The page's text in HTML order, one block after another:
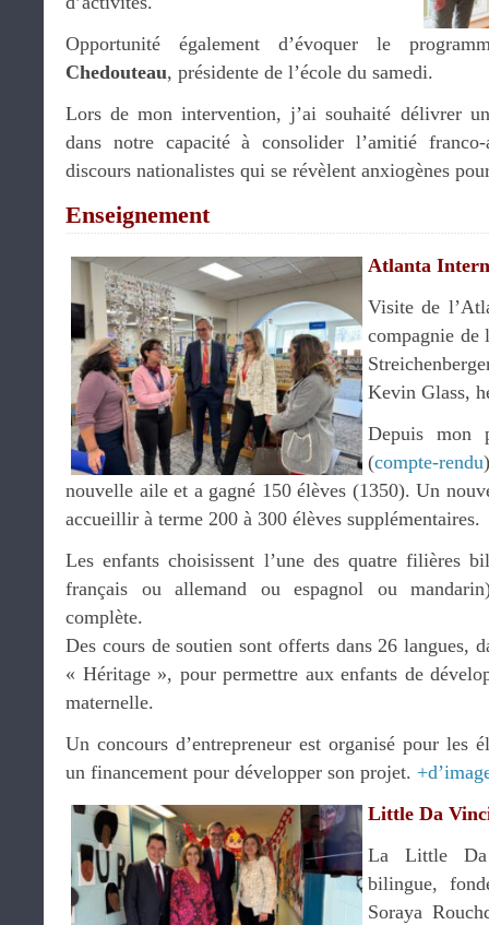
Opportunité également d’évoquer le
Chedouteau, présidente de l’école du samedi.
Lors de mon intervention, j’ai souhaité délivrer
dans notre capacité à consolider l’amitié
discours nationalistes qui se révèlent anxiogènes
Enseignement
Atlanta
Visite de
compagnie de
Kevin Glass,
Depuis mon
(compte-rendu
nouvelle aile et a gagné 150 élèves (1350). Un
accueillir à terme 200 à 300 élèves supplémentaires.
Les enfants choisissent l’une des quatre filières
français ou allemand ou espagnol ou
complète.
Des cours de soutien sont offerts dans 26 langues,
« Héritage », pour permettre aux enfants de
maternelle.
Un concours d’entrepreneur est organisé pour les
un financement pour développer son projet.
Little Da
La Little Da
bilingue,
Soraya